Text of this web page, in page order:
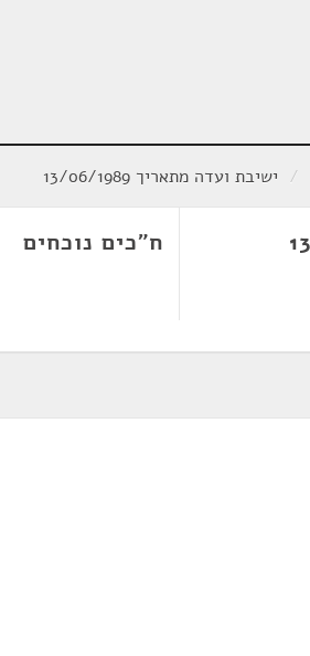
/ ישיבת ועדה מתאריך 13/06/1989
ח"כים נוכחים